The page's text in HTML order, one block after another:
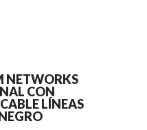
NETWORKS
CON
LÍNEAS